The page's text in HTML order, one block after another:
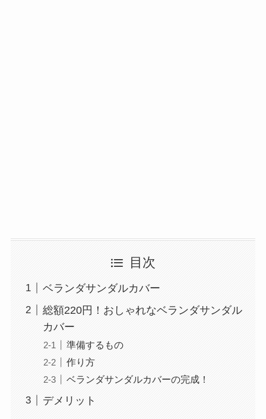
目次
ベランダサンダルカバー
総額220円！おしゃれなベランダサンダル
カバー
準備するもの
作り方
ベランダサンダルカバーの完成！
デメリット